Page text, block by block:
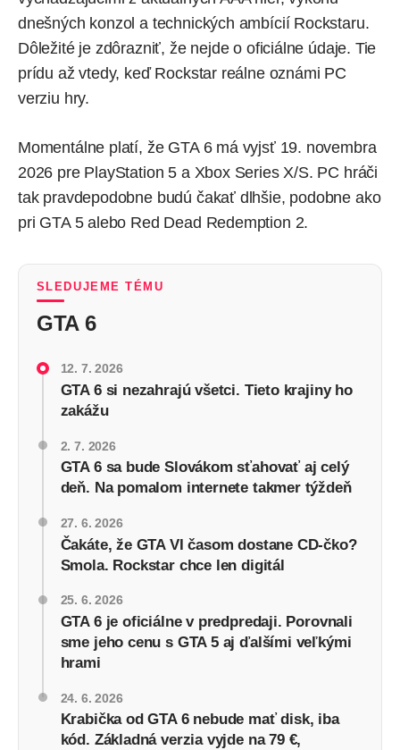
dnešných konzol a technických ambícií Rockstaru.
Dôležité je zdôrazniť, že nejde o oficiálne údaje. Tie
prídu až vtedy, keď Rockstar reálne oznámi PC
verziu hry.
Momentálne platí, že GTA 6 má vyjsť 19. novembra
2026 pre PlayStation 5 a Xbox Series X/S. PC hráči
tak pravdepodobne budú čakať dlhšie, podobne ako
pri GTA 5 alebo Red Dead Redemption 2.
SLEDUJEME TÉMU
GTA 6
12. 7. 2026
GTA 6 si nezahrajú všetci. Tieto krajiny ho
zakážu
2. 7. 2026
GTA 6 sa bude Slovákom sťahovať aj celý
deň. Na pomalom internete takmer týždeň
27. 6. 2026
Čakáte, že GTA VI časom dostane CD-čko?
Smola. Rockstar chce len digitál
25. 6. 2026
GTA 6 je oficiálne v predpredaji. Porovnali
sme jeho cenu s GTA 5 aj ďalšími veľkými
hrami
24. 6. 2026
Krabička od GTA 6 nebude mať disk, iba
kód. Základná verzia vyjde na 79 €,